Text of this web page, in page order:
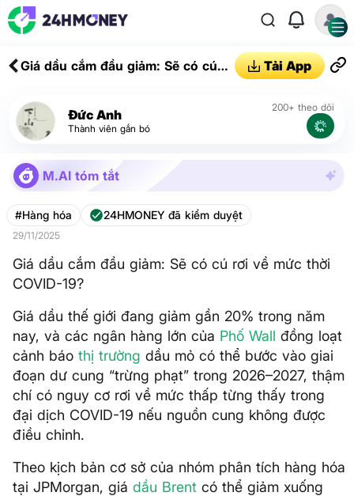
Giá dầu cắm đầu giảm: Sẽ có cú
Tải App
Đức Anh
Thành viên gắn bó
200+ theo dõi
M.AI tóm tắt
#Hàng hóa 24HMONEY đã kiểm duyệt
29/11/2025
Giá dầu cắm đầu giảm: Sẽ có cú rơi về mức thời
COVID-19?
Giá dầu thế giới đang giảm gần 20% trong năm
nay, và các ngân hàng lớn của Phố Wall đồng loạt
cảnh báo thị trường dầu mỏ có thể bước vào giai
đoạn dư cung “trừng phạt” trong 2026–2027, thậm
chí có nguy cơ rơi về mức thấp từng thấy trong
đại dịch COVID-19 nếu nguồn cung không được
điều chỉnh.
Theo kịch bản cơ sở của nhóm phân tích hàng hóa
tại JPMorgan, giá dầu Brent có thể giảm xuống